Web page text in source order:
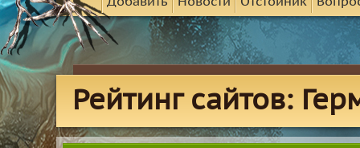
Рейтинг сайтов: